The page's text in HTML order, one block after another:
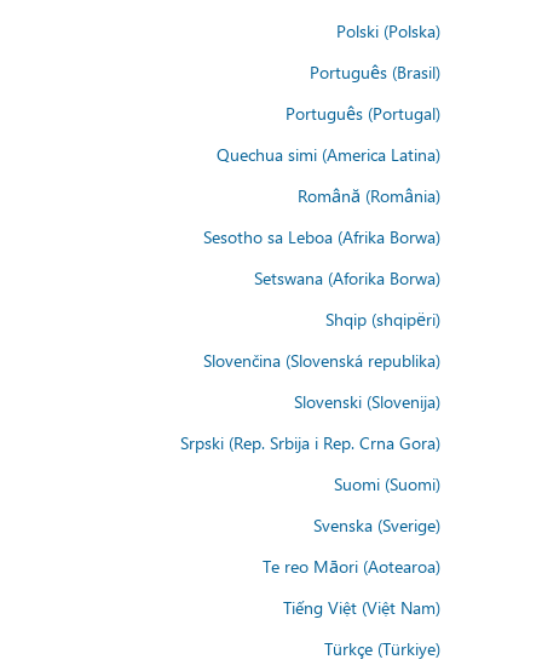
Polski (Polska)
Português (Brasil)
Português (Portugal)
Quechua simi (America Latina)
Română (România)
Sesotho sa Leboa (Afrika Borwa)
Setswana (Aforika Borwa)
Shqip (shqipëri)
Slovenčina (Slovenská republika)
Slovenski (Slovenija)
Srpski (Rep. Srbija i Rep. Crna Gora)
Suomi (Suomi)
Svenska (Sverige)
Te reo Māori (Aotearoa)
Tiếng Việt (Việt Nam)
Türkçe (Türkiye)